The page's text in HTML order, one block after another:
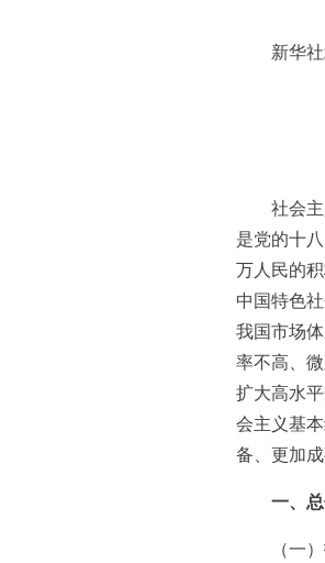
新华
社会
是党的十
万人民的
中国特色
我国市场
率不高、
扩大高水
会主义基
备、更加
一、
（一